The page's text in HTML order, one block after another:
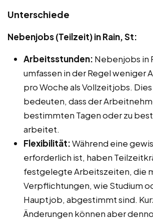
Unterschiede
Nebenjobs (Teilzeit) in Rain, St:
Arbeitsstunden: Nebenjobs in
umfassen in der Regel weniger
pro Woche als Vollzeitjobs.
bedeuten, dass der
bestimmten Tagen oder zu
arbeitet.
Flexibilität:Während eine
erforderlich ist, haben
festgelegte Arbeitszeiten, die
Verpflichtungen, wie Studium
Hauptjob, abgestimmt sind.
Änderungen können aber